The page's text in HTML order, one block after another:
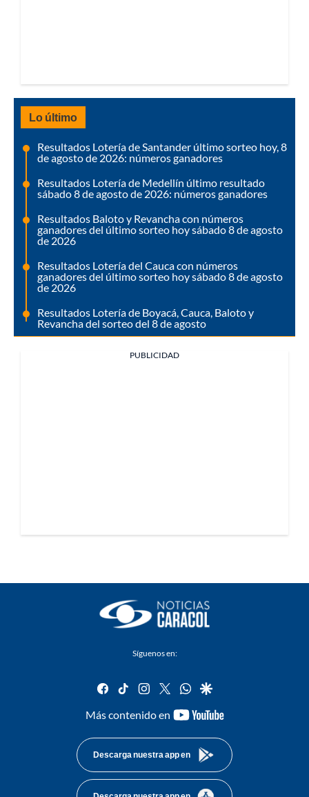
Lo último
Resultados Lotería de Santander último sorteo hoy, 8
de agosto de 2026: números ganadores
Resultados Lotería de Medellín último resultado
sábado 8 de agosto de 2026: números ganadores
Resultados Baloto y Revancha con números
ganadores del último sorteo hoy sábado 8 de agosto
de 2026
Resultados Lotería del Cauca con números
ganadores del último sorteo hoy sábado 8 de agosto
de 2026
Resultados Lotería de Boyacá, Cauca, Baloto y
Revancha del sorteo del 8 de agosto
PUBLICIDAD
Síguenos en:
facebook
tiktok instagram
twitterwhatsapp
google
Más contenido en
youtube-
Descarga nuestra app en